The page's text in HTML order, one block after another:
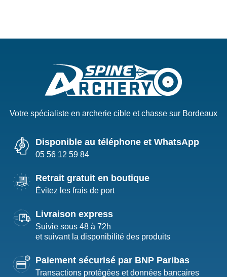
Votre spécialiste en archerie cible et chasse sur Bordeaux
Disponible au téléphone et WhatsApp
05 56 12 59 84
Retrait gratuit en boutique
Évitez les frais de port
Livraison express
Suivie sous 48 à 72h
et suivant la disponibilité des produits
Paiement sécurisé par BNP Paribas
Transactions protégées et données bancaires